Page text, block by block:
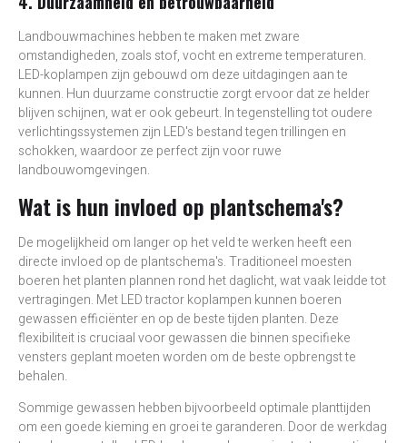
Landbouwmachines hebben te maken met zware
omstandigheden, zoals stof, vocht en extreme temperaturen.
LED-koplampen zijn gebouwd om deze uitdagingen aan te
kunnen. Hun duurzame constructie zorgt ervoor dat ze helder
blijven schijnen, wat er ook gebeurt. In tegenstelling tot oudere
verlichtingssystemen zijn LED's bestand tegen trillingen en
schokken, waardoor ze perfect zijn voor ruwe
landbouwomgevingen.
Wat is hun invloed op plantschema's?
De mogelijkheid om langer op het veld te werken heeft een
directe invloed op de plantschema's. Traditioneel moesten
boeren het planten plannen rond het daglicht, wat vaak leidde tot
vertragingen. Met LED tractor koplampen kunnen boeren
gewassen efficiënter en op de beste tijden planten. Deze
flexibiliteit is cruciaal voor gewassen die binnen specifieke
vensters geplant moeten worden om de beste opbrengst te
behalen.
Sommige gewassen hebben bijvoorbeeld optimale planttijden
om een goede kieming en groei te garanderen. Door de werkdag